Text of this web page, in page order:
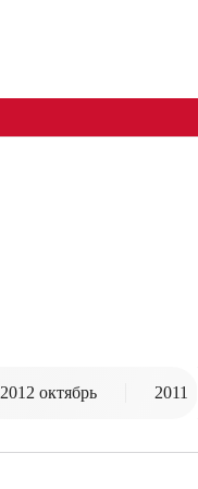
2012 октябрь 2011